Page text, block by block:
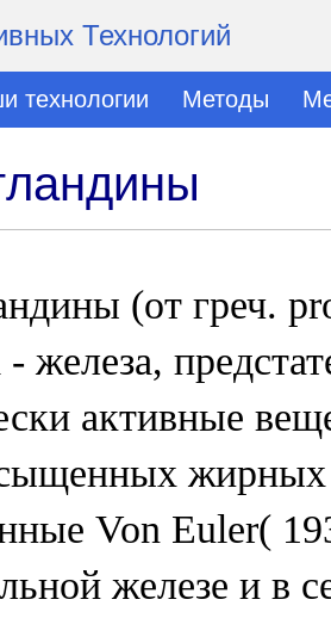
Технологий
технологии Методы
(от греч.
железа,
активные
жирных
Von Euler(
железе и в